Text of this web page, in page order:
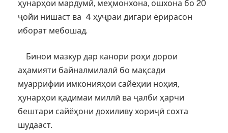
ҳунарҳои мардумӣ, меҳмонхона, ошхона бо 20
ҷойи нишаст ва 4 ҳуҷраи дигари ёрирасон
иборат мебошад.
Бинои мазкур дар канори роҳи дорои
аҳамияти байналмилалӣ бо мақсади
муаррифии имконияҳои сайёҳии ноҳия,
ҳунарҳои қадимаи миллӣ ва ҷалби ҳарчи
бештари сайёҳони дохиливу хориҷӣ сохта
шудааст.